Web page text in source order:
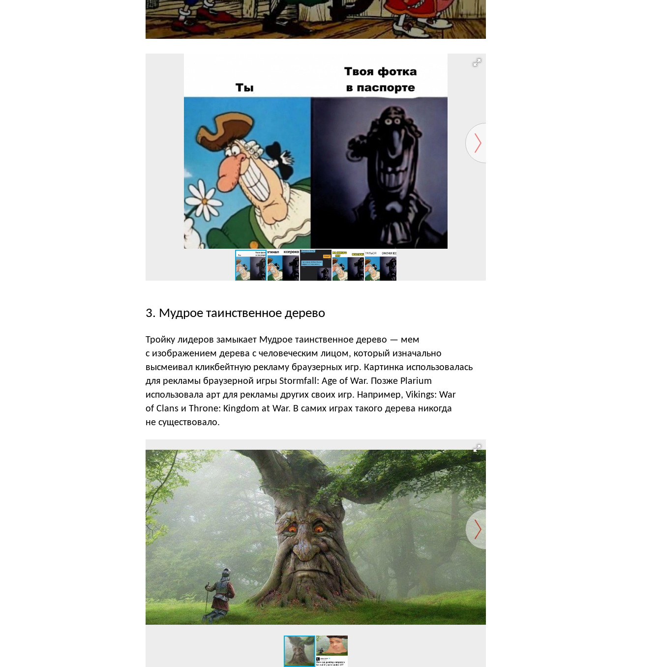
3. Мудрое таинственное дерево
Тройку лидеров замыкает Мудрое таинственное дерево — мем
с изображением дерева с человеческим лицом, который изначально
высмеивал кликбейтную рекламу браузерных игр. Картинка использовалась
для рекламы браузерной игры Stormfall: Age of War. Позже Plarium
использовала арт для рекламы других своих игр. Например, Vikings: War
of Clans и Throne: Kingdom at War. В самих играх такого дерева никогда
не существовало.